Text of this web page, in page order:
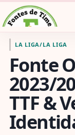
Pular para o
Ir para a página
LA LIGA/LA LIGA
Fonte
2023/
TTF &